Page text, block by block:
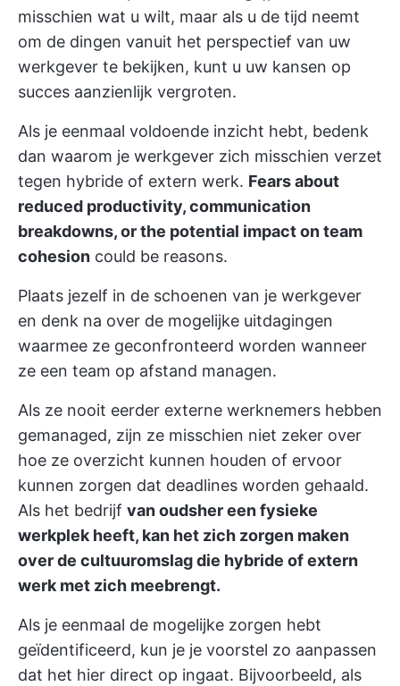
misschien wat u wilt, maar als u de tijd neemt
om de dingen vanuit het perspectief van uw
werkgever te bekijken, kunt u uw kansen op
succes aanzienlijk vergroten.
Als je eenmaal voldoende inzicht hebt, bedenk
dan waarom je werkgever zich misschien verzet
tegen hybride of extern werk. Fears about
reduced productivity, communication
breakdowns, or the potential impact on team
cohesion could be reasons.
Plaats jezelf in de schoenen van je werkgever
en denk na over de mogelijke uitdagingen
waarmee ze geconfronteerd worden wanneer
ze een team op afstand managen.
Als ze nooit eerder externe werknemers hebben
gemanaged, zijn ze misschien niet zeker over
hoe ze overzicht kunnen houden of ervoor
kunnen zorgen dat deadlines worden gehaald.
Als het bedrijf van oudsher een fysieke
werkplek heeft, kan het zich zorgen maken
over de cultuuromslag die hybride of extern
werk met zich meebrengt.
Als je eenmaal de mogelijke zorgen hebt
geïdentificeerd, kun je je voorstel zo aanpassen
dat het hier direct op ingaat. Bijvoorbeeld, als